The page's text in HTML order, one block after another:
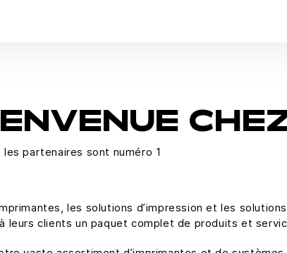
les partenaires sont numéro 1
les solutions d’impression et les
leurs clients un paquet complet de produits et